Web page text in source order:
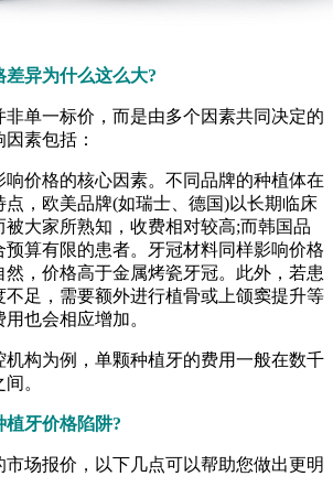
异为什么这么大?
一标价，而是由多个因素共同决定的
素包括：
格的核心因素。不同品牌的种植体在
，欧美品牌(如瑞士、德国)以长期临床
大家所熟知，收费相对较高;而韩国品
预算有限的患者。牙冠材料同样影响价格
，价格高于金属烤瓷牙冠。此外，若患
不足，需要额外进行植骨或上颌窦提升等
也会相应增加。
构为例，单颗种植牙的费用一般在数千
。
牙价格陷阱?
报价，以下几点可以帮助您做出更明